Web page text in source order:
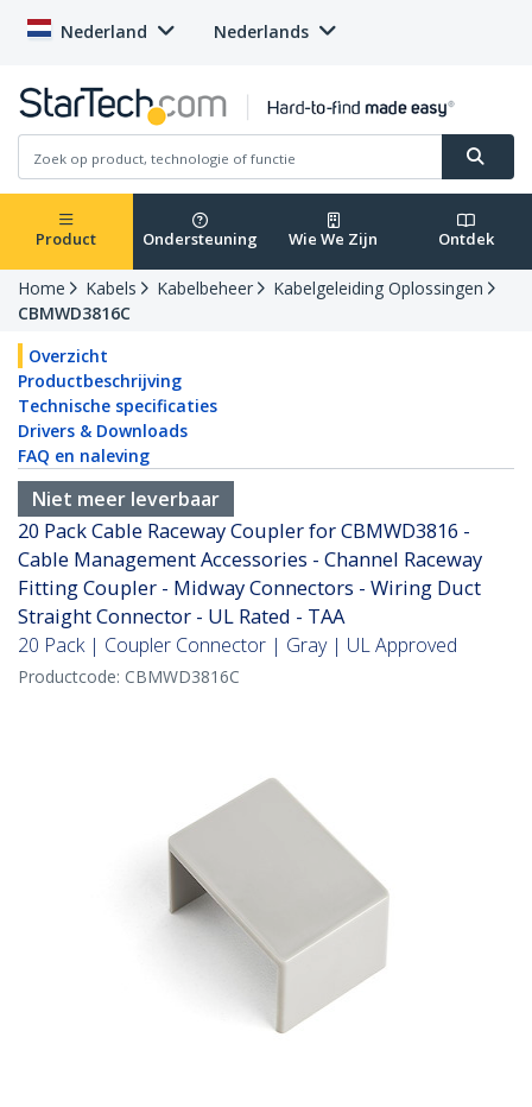
Nederland Nederlands
Product Ondersteuning Wie We Zijn Ontdek
Home Kabels Kabelbeheer
Kabelgeleiding Oplossingen
CBMWD3816C
Overzicht
Productbeschrijving
Technische specificaties
Drivers & Downloads
FAQ en naleving
Niet meer leverbaar
20 Pack Cable Raceway Coupler for CBMWD3816 -
Cable Management Accessories - Channel Raceway
Fitting Coupler - Midway Connectors - Wiring Duct
Straight Connector - UL Rated - TAA
20 Pack | Coupler Connector | Gray | UL Approved
Productcode: CBMWD3816C